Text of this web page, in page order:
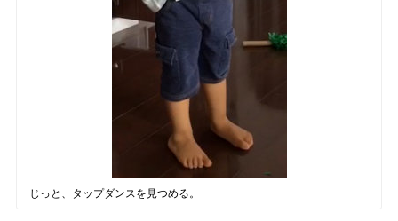
じっと、タップダンスを見つめる。